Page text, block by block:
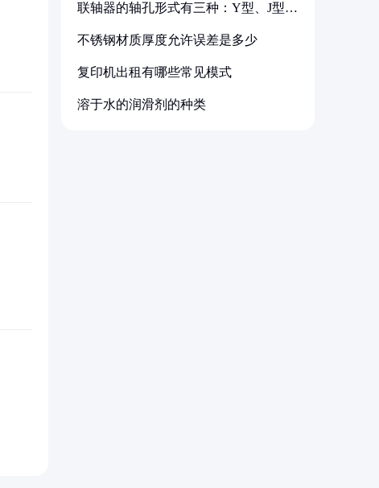
联轴器的轴孔形式有三种：Y型、J型、
不锈钢材质厚度允许误差是多少
复印机出租有哪些常见模式
溶于水的润滑剂的种类